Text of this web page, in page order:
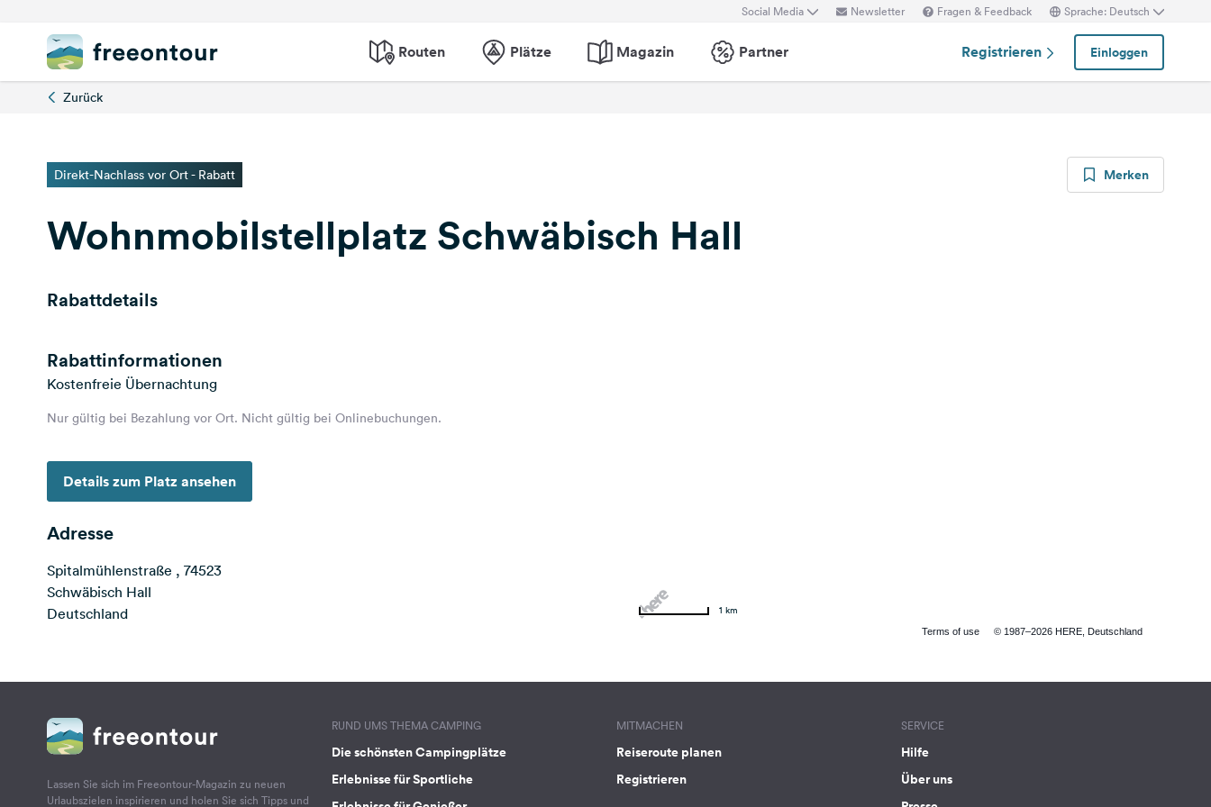
Social Media Newsletter Fragen & Feedback Sprache: Deutsch
Routen Plätze Magazin Partner Registrieren Einloggen
Zurück
Direkt-Nachlass vor Ort - Rabatt Merken
Wohnmobilstellplatz Schwäbisch Hall
Rabattdetails
Rabattinformationen
Kostenfreie Übernachtung
Nur gültig bei Bezahlung vor Ort. Nicht gültig bei Onlinebuchungen.
Details zum Platz ansehen
Adresse
Spitalmühlenstraße , 74523
Schwäbisch Hall
Deutschland
Terms of use © 1987–2026 HERE, Deutschland
1 km
Lassen Sie sich im Freeontour-Magazin zu neuen
Urlaubszielen inspirieren und holen Sie sich Tipps und
RUND UMS THEMA CAMPING
Die schönsten Campingplätze
Erlebnisse für Sportliche
MITMACHEN
Reiseroute planen
Registrieren
SERVICE
Hilfe
Über uns